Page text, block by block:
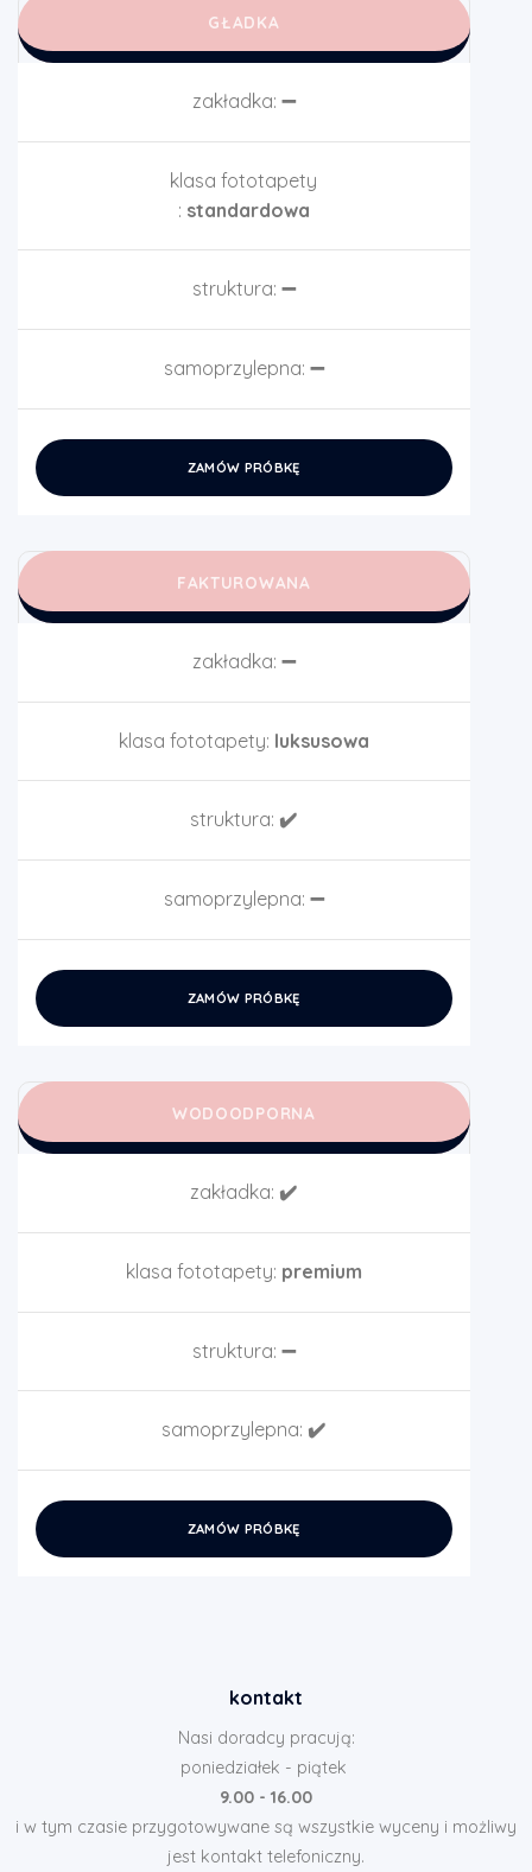
GŁADKA
zakładka: ➖
klasa fototapety
: standardowa
struktura: ➖
samoprzylepna: ➖
ZAMÓW PRÓBKĘ
FAKTUROWANA
zakładka: ➖
klasa fototapety: luksusowa
struktura: ✔️
samoprzylepna: ➖
ZAMÓW PRÓBKĘ
WODOODPORNA
zakładka: ✔️
klasa fototapety: premium
struktura: ➖
samoprzylepna: ✔️
ZAMÓW PRÓBKĘ
kontakt
Nasi doradcy pracują:
poniedziałek - piątek
9.00 - 16.00
i w tym czasie przygotowywane są wszystkie wyceny i możliwy
jest kontakt telefoniczny.